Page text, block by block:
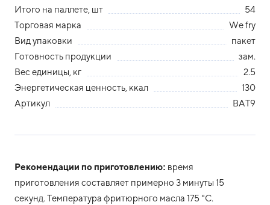
Итого на паллете, шт
54
Торговая марка
We fry
Вид упаковки
пакет
Готовность продукции
зам.
Вес единицы, кг
2.5
Энергетическая ценность, ккал
130
Артикул
BAT9
Рекомендации по приготовлению: время
приготовления составляет примерно 3 минуты 15
секунд. Температура фритюрного масла 175 °С.